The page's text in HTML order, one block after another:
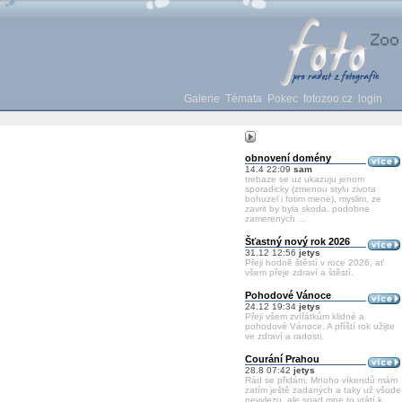
Galerie Témata Pokec fotozoo.cz login
obnovení domény
14.4 22:09 sam
trebaze se uz ukazuju jenom
sporadicky (zmenou stylu zivota
bohuzel i fotim mene), myslim, ze
zavrit by byla skoda. podobne
zamerenych ...
Šťastný nový rok 2026
31.12 12:56 jetys
Přeji hodně štěstí v roce 2026, ať
všem přeje zdraví a štěstí.
Pohodové Vánoce
24.12 19:34 jetys
Přeji všem zvířátkům klidné a
pohodové Vánoce. A příští rok užijte
ve zdraví a radosti.
Courání Prahou
28.8 07:42 jetys
Rád se přidám. Mnoho víkendů mám
zatím ještě zadaných a taky už všude
nevylezu, ale snad mne to vrátí k ...